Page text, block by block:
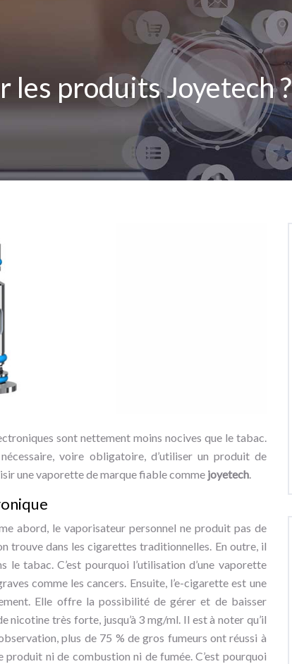
les produits Joyetech ?
sont nettement moins nocives que le tabac.
voire obligatoire, d’utiliser un produit de
une vaporette de marque fiable comme joyetech.
abord, le vaporisateur personnel ne produit pas de
trouve dans les cigarettes traditionnelles. En outre, il
le tabac. C’est pourquoi l’utilisation d’une vaporette
comme les cancers. Ensuite, l’e-cigarette est une
Elle offre la possibilité de gérer et de baisser
très forte, jusqu’à 3 mg/ml. Il est à noter qu’il
plus de 75 % de gros fumeurs ont réussi à
ni de combustion ni de fumée. C’est pourquoi